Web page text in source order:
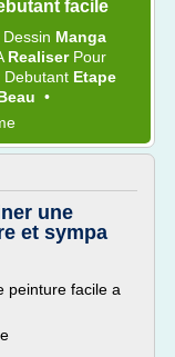
facile
Dessin Manga
Realiser Pour
Debutant Etape
•
une
et sympa
peinture facile a